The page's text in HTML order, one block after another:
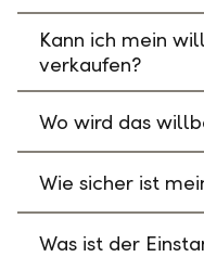
Kann ich mein
verkaufen?
Wo wird das
Wie sicher ist
Was ist der